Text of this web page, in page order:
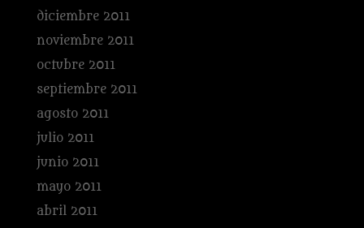
diciembre 2011
noviembre 2011
octubre 2011
septiembre 2011
agosto 2011
julio 2011
junio 2011
mayo 2011
abril 2011